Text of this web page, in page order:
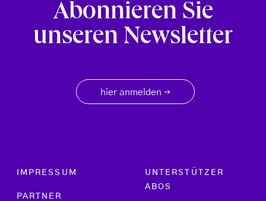
Abonnieren Sie
unseren Newsletter
hier anmelden →
Footer menu
IMPRESSUM
PARTNER
UNTERSTÜTZER
ABOS